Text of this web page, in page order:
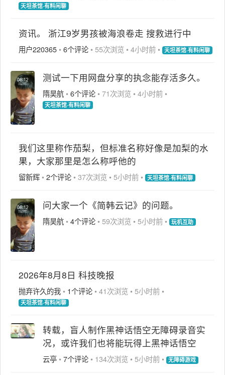
天坦茶馆·有料闲聊
资讯。 浙江9岁男孩被海浪卷走 搜救进行中
用户220365 •6个评论 •55次浏览 •4小时前 • 天坦茶馆·有料闲聊
测试一下用网盘分享的执念能存活多久。
隋昊航 •6个评论 •71次浏览 •4小时前 •
天坦茶馆·有料闲聊
我们这里称作茄梨，但标准名称好像是加梨的水
果，大家那里是怎么称呼他的
留新辉 •2个评论 •37次浏览 •5小时前 • 天坦茶馆·有料闲聊
问大家一个《简韩云记》的问题。
隋昊航 •4个评论 •59次浏览 •5小时前 • 玩机互助
2026年8月8日 科技晚报
抛弃许久的我 • 1个评论 •41次浏览 •5小时前 •
天坦茶馆·有料闲聊
转载，盲人制作黑神话悟空无障碍录音实
况，或许我们也将能玩得上黑神话悟空
云亭 •7个评论 • 134次浏览 •5小时前 • 无障碍游戏